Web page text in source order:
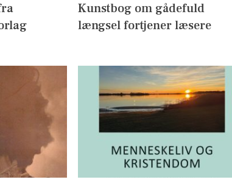
Kunstbog om gådefuld
længsel fortjener læsere